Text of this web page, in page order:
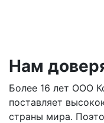
Нам
Более 16 лет ООО
поставляет
страны мира.